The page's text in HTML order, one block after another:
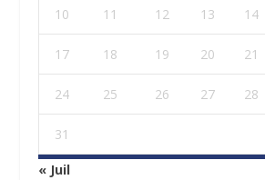
10 11 12 13 14
17 18 19 20 21
24 25 26 27 28
31
« Juil